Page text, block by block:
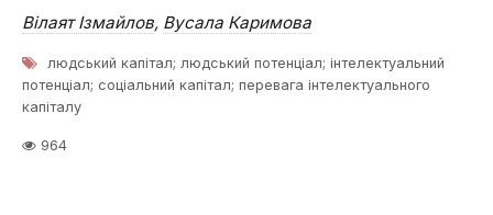
Вілаят Ізмайлов, Вусала Каримова
людський капітал; людський потенціал; інтелектуальний
потенціал; соціальний капітал; перевага інтелектуального
капіталу
964